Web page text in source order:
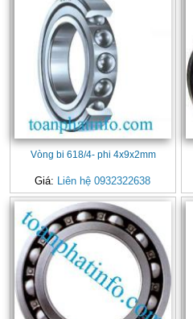
Vòng bi 618/4- phi 4x9x2mm
Giá: Liên hệ 0932322638